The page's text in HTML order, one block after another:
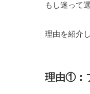
もし迷って
理由を紹介
理由①：